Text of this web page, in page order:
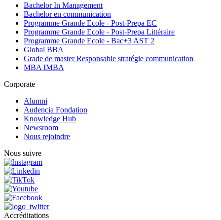
Bachelor In Management
Bachelor en communication
Programme Grande Ecole - Post-Prepa EC
Programme Grande Ecole - Post-Prepa Littéraire
Programme Grande Ecole - Bac+3 AST 2
Global BBA
Grade de master Responsable stratégie communication
MBA IMBA
Corporate
Alumni
Audencia Fondation
Knowledge Hub
Newsroom
Nous rejoindre
Nous suivre
Accréditations